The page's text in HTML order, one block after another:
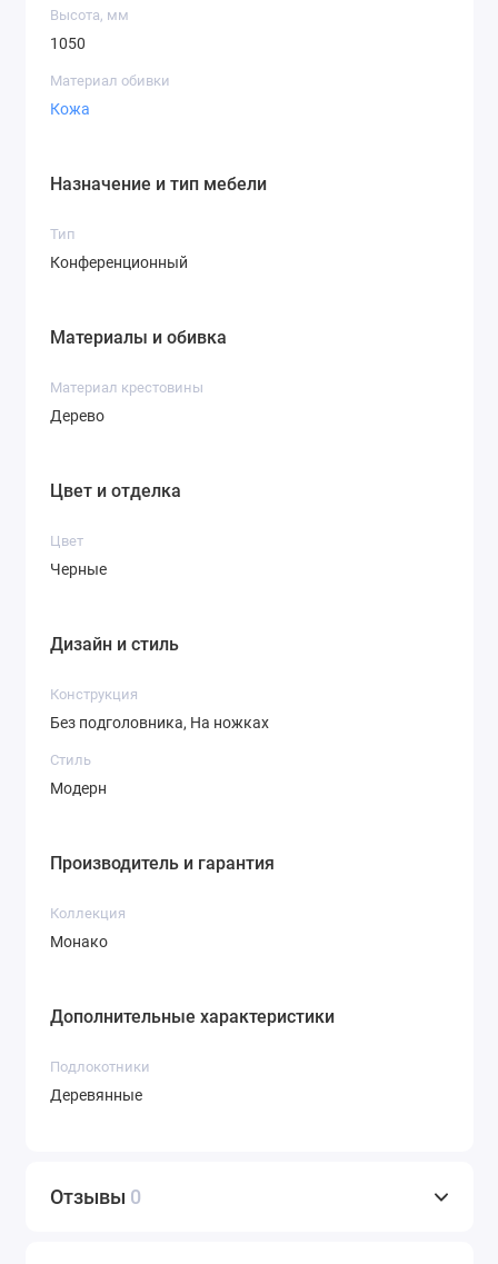
Высота, мм
1050
Материал обивки
Кожа
Назначение и тип мебели
Тип
Конференционный
Материалы и обивка
Материал крестовины
Дерево
Цвет и отделка
Цвет
Черные
Дизайн и стиль
Конструкция
Без подголовника, На ножках
Стиль
Модерн
Производитель и гарантия
Коллекция
Монако
Дополнительные характеристики
Подлокотники
Деревянные
Отзывы 0